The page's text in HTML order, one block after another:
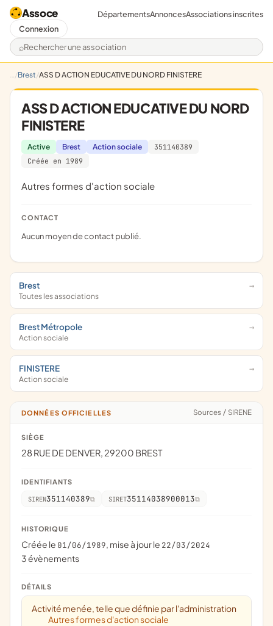
Assoce
Rechercher une association
DépartementsAnnoncesAssociations inscrites
Connexion
Brest ASS D ACTION EDUCATIVE DU NORD FINISTERE
ASS D ACTION EDUCATIVE DU NORD
FINISTERE
Active Brest Action sociale
351140389
Créée en 1989
Autres formes d'action sociale
CONTACT
Aucun moyen de contact publié.
Brest
Toutes les associations
Brest Métropole
Action sociale
FINISTERE
Action sociale
DONNÉES OFFICIELLES Sources / SIRENE
SIÈGE
28 RUE DE DENVER, 29200 BREST
IDENTIFIANTS
SIREN351140389 SIRET35114038900013
HISTORIQUE
Créée le 01/06/1989, mise à jour le 22/03/2024
3 évènements
DÉTAILS
Activité menée, telle que définie par l'administration
Autres formes d'action sociale